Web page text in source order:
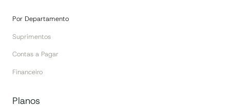
Por Departamento
Suprimentos
Contas a Pagar
Financeiro
Planos